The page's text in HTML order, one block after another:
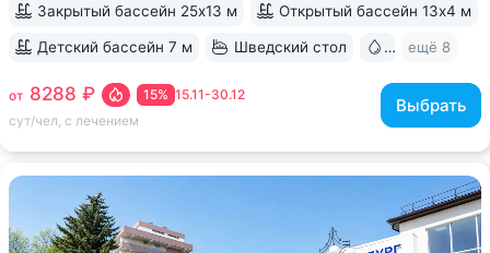
15.11-30.12
15%
от 8288 ₽
сут/чел, с лечением
Выбрать
Закрытый бассейн 25х13 м Открытый бассейн 13x4 м
Детский бассейн 7 м Шведский стол Бювет
ещё 8